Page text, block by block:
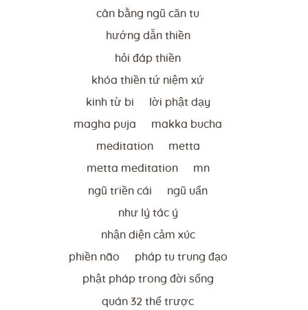
cân bằng ngũ căn tu
hướng dẫn thiền
hỏi đáp thiền
khóa thiền tứ niệm xứ
kinh từ bi lời phật dạy
magha puja makka bucha
meditation metta
metta meditation mn
ngũ triền cái ngũ uẩn
như lý tác ý
nhận diện cảm xúc
phiền não pháp tu trung đạo
phật pháp trong đời sống
quán 32 thể trược